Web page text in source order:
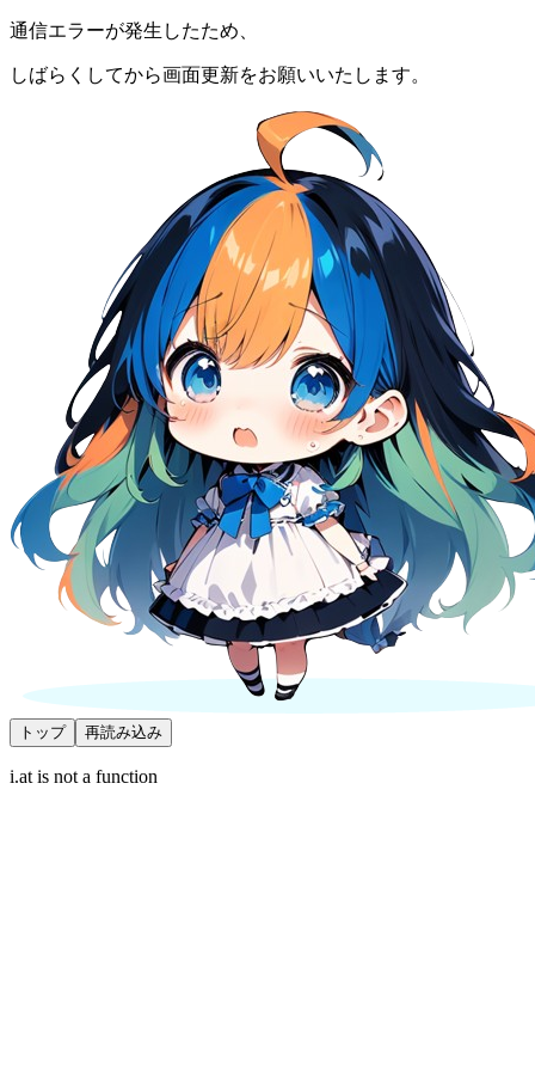
通信エラーが発生したため、
しばらくしてから画面更新をお願いいたします。
トップ 再読み込み
i.at is not a function